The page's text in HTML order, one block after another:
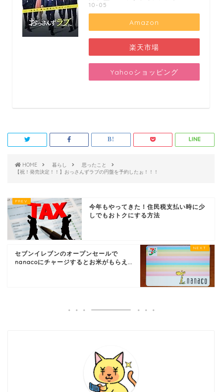
10-05
Amazon
楽天市場
Yahooショッピング
HOME 暮らし
思ったこと
【祝！発売決定！！】おっさんずラブの円盤を予約したぉ！！！
今年もやってきた！住民税支払い時に少
しでもおトクにする方法
セブンイレブンのオープンセールで
nanacoにチャージするとお米がもらえ...